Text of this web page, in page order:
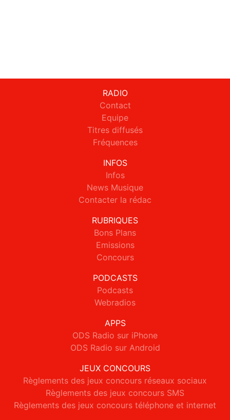
RADIO
Contact
Equipe
Titres diffusés
Fréquences
INFOS
Infos
News Musique
Contacter la rédac
RUBRIQUES
Bons Plans
Emissions
Concours
PODCASTS
Podcasts
Webradios
APPS
ODS Radio sur iPhone
ODS Radio sur Android
JEUX CONCOURS
Règlements des jeux concours réseaux sociaux
Règlements des jeux concours SMS
Règlements des jeux concours téléphone et internet